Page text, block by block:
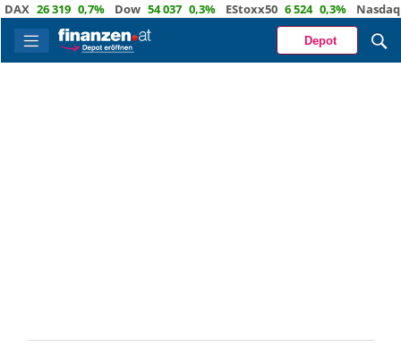
26 319 0,7% Dow 54 037 0,3% EStoxx50 6 524 0,3% Nasdaq
Depot